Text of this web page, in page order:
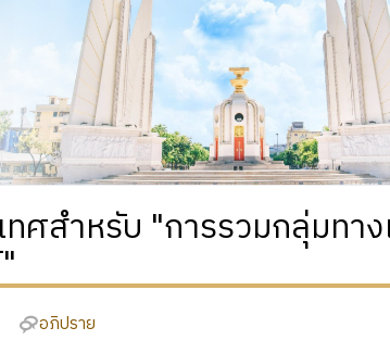
ศสำหรับ "การรวมกลุ่มทา
อภิปราย